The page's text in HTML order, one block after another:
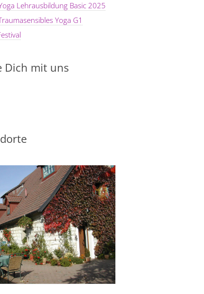
Lehrausbildung Basic 2025
Yoga G1
Dich mit uns